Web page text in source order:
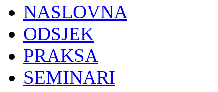
NASLOVNA
ODSJEK
PRAKSA
SEMINARI